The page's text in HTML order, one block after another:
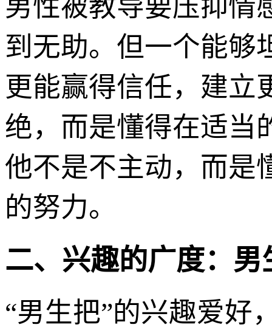
男性被教导要压抑情
到无助。但一个能够
更能赢得信任，建立
绝，而是懂得在适当
他不是不主动，而是
的努力。
二、兴趣的广度：
“男生把”的兴趣爱好